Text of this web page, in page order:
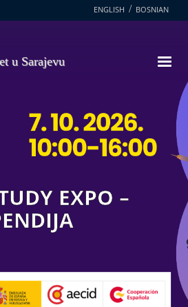
ENGLISH BOSNIAN
u Sarajevu
EXPO –